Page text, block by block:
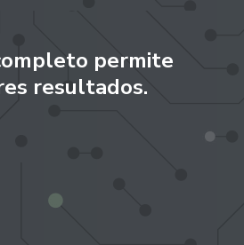
permite
resultados.